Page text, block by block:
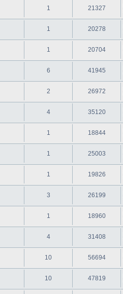
1 21327
1 20278
1 20704
6 41945
2 26972
4 35120
1 18844
1 25003
1 19826
3 26199
1 18960
4 31408
10 56694
10 47819